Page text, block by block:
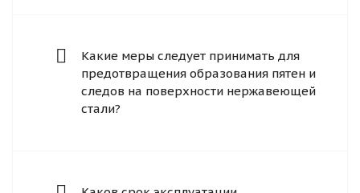
Какие меры следует принимать для
предотвращения образования пятен и
следов на поверхности нержавеющей
стали?